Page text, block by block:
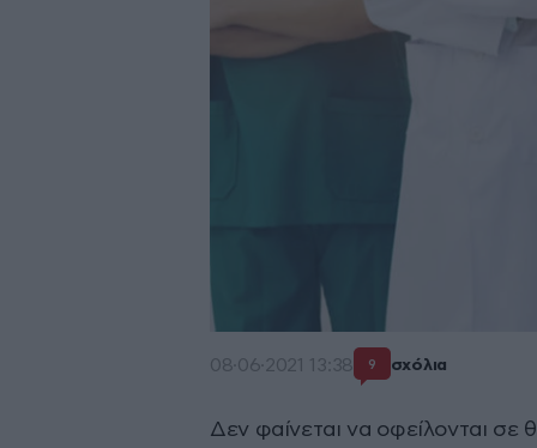
08·06·2021 13:38 9 σχόλια
Δεν φαίνεται να οφείλονται